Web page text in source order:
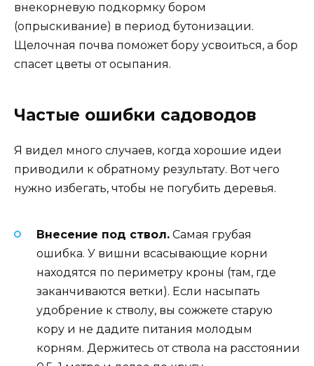
внекорневую подкормку бором
(опрыскивание) в период бутонизации.
Щелочная почва поможет бору усвоиться, а бор
спасет цветы от осыпания.
Частые ошибки садоводов
Я видел много случаев, когда хорошие идеи
приводили к обратному результату. Вот чего
нужно избегать, чтобы не погубить деревья.
Внесение под ствол. Самая грубая
ошибка. У вишни всасывающие корни
находятся по периметру кроны (там, где
заканчиваются ветки). Если насыпать
удобрение к стволу, вы сожжете старую
кору и не дадите питания молодым
корням. Держитесь от ствола на расстоянии